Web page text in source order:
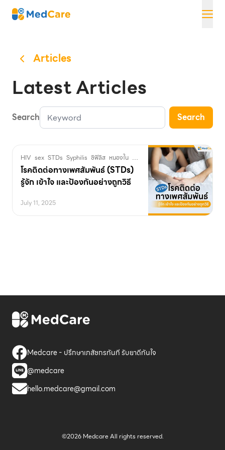
Skip
MedCare
Articles
Latest Articles
Search Search
HIV sex STDs Syphilis ซิฟิลิส หนองใน อวัยวะเพศ เพศสัมพันธ์ เริม เอดส์
โรคติดต่อทางเพศสัมพันธ์ (STDs)
รู้จัก เข้าใจ และป้องกันอย่างถูกวิธี
July 11, 2025
Medcare - ปรึกษาเภสัชกรทันที รับยาดีทันใจ
@medcare
hello.medcare@gmail.com
©2026 Medcare All rights reserved.